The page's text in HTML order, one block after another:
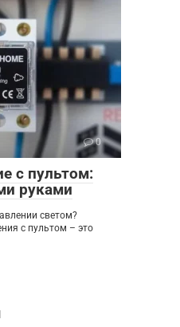
0
с пультом:
руками
светом?
с пультом – это